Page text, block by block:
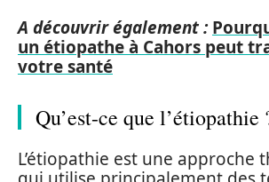
A découvrir également :
un étiopathe à Cahors peut
votre santé
Qu’est-ce que l’étiopathie
L’étiopathie est une approche